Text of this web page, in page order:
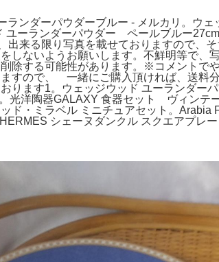
ンダーパウダーブルー - メルカリ。ウェ
ユーランダーパウダー ペールブルー
来る限り写真を載せておりますので、そ
しないようお願いします。不鮮明等で、
除する可能性があります。※コメントで
すので、 一緒にご購入頂ければ、送料
ます1。ウェッジウッド ユーランダー
洋陶器GALAXY 食器セット ヴィンテ
ド・ミラベル ミニチュアセット。Arabia
シェーヌダンクル スクエアプレ